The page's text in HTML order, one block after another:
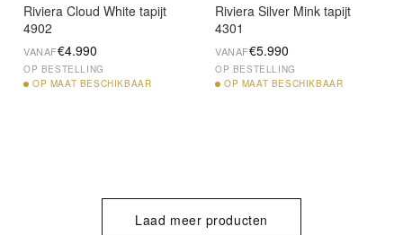
Riviera Cloud White tapijt
4902
VANAF€4.990
OP BESTELLING
OP MAAT BESCHIKBAAR
Riviera Silver Mink tapijt
4301
VANAF€5.990
OP BESTELLING
OP MAAT BESCHIKBAAR
Laad meer producten